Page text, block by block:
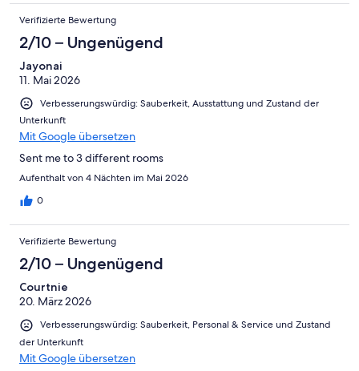
Verifizierte Bewertung
2/10 – Ungenügend
Jayonai
11. Mai 2026
Verbesserungswürdig: Sauberkeit, Ausstattung und Zustand der
Unterkunft
Mit Google übersetzen
Sent me to 3 different rooms
Aufenthalt von 4 Nächten im Mai 2026
0
Verifizierte Bewertung
2/10 – Ungenügend
Courtnie
20. März 2026
Verbesserungswürdig: Sauberkeit, Personal & Service und Zustand
der Unterkunft
Mit Google übersetzen